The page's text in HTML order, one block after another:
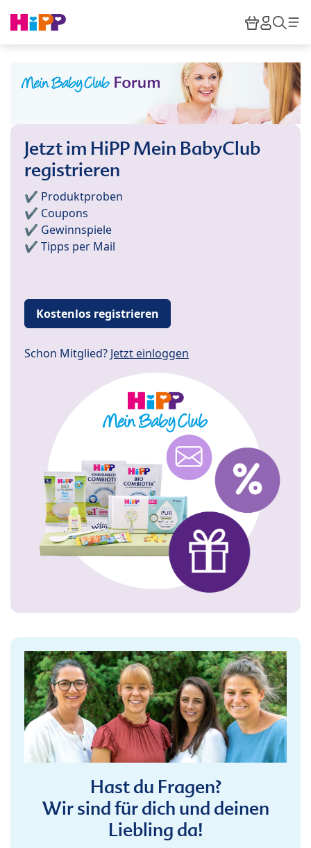
HiPP
Jetzt im HiPP Mein BabyClub
registrieren
✔️ Produktproben
✔️ Coupons
✔️ Gewinnspiele
✔️ Tipps per Mail
Kostenlos registrieren
Schon Mitglied? Jetzt einloggen
Hast du Fragen?
Wir sind für dich und deinen
Liebling da!